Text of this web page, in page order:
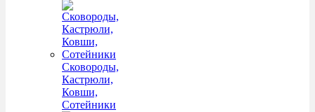
Сковороды,
Кастрюли,
Ковши,
Сотейники